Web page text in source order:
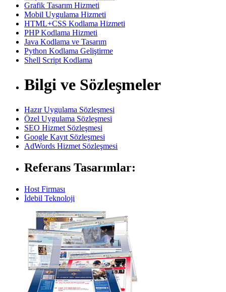
Grafik Tasarım Hizmeti
Mobil Uygulama Hizmeti
HTML+CSS Kodlama Hizmeti
PHP Kodlama Hizmeti
Java Kodlama ve Tasarım
Python Kodlama Geliştirme
Shell Script Kodlama
Bilgi ve Sözleşmeler
Hazır Uygulama Sözleşmesi
Özel Uygulama Sözleşmesi
SEO Hizmet Sözleşmesi
Google Kayıt Sözleşmesi
AdWords Hizmet Sözleşmesi
Referans Tasarımlar:
Host Firması
İdebil Teknoloji